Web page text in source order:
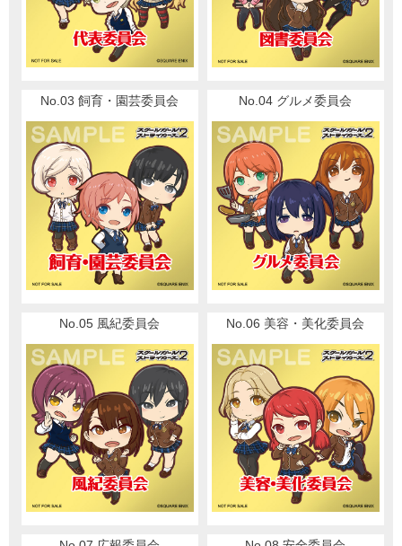
No.03 飼育・園芸委員会 No.04 グルメ委員会
No.05 風紀委員会 No.06 美容・美化委員会